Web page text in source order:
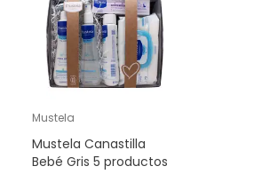
Mustela
Mustela Canastilla
Bebé Gris 5 productos